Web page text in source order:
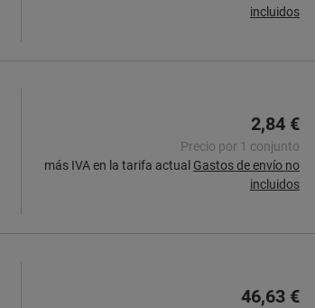
incluidos
2,84 €
Precio por 1 conjunto
más IVA en la tarifa actual Gastos de envío no
incluidos
46,63 €